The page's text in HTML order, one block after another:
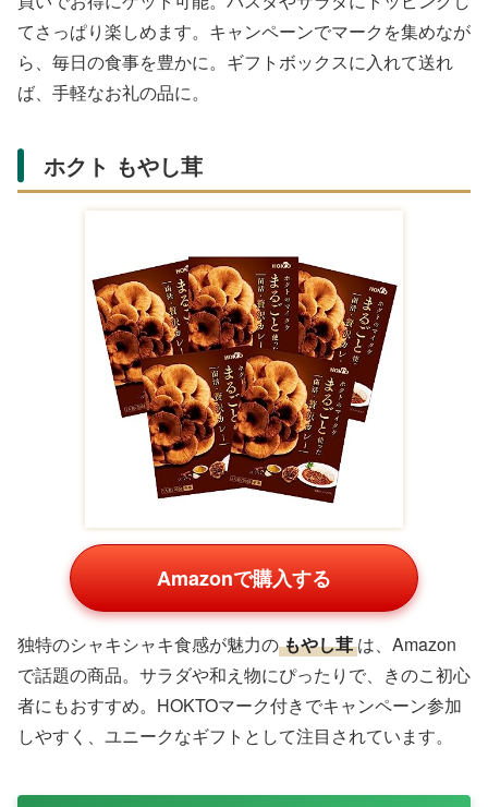
てさっぱり楽しめます。キャンペーンでマークを集めなが
ら、毎日の食事を豊かに。ギフトボックスに入れて送れ
ば、手軽なお礼の品に。
ホクト もやし茸
Amazonで購入する
独特のシャキシャキ食感が魅力のもやし茸 は、Amazon
で話題の商品。サラダや和え物にぴったりで、きのこ初心
者にもおすすめ。HOKTOマーク付きでキャンペーン参加
しやすく、ユニークなギフトとして注目されています。